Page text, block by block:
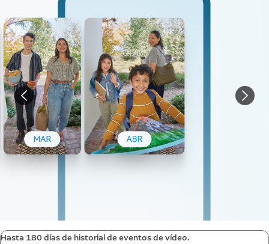
Hasta 180 días de historial de eventos de vídeo.